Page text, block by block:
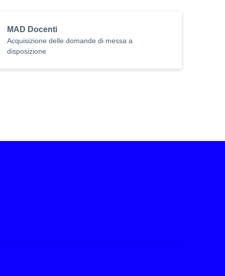
MAD Docenti
Acquisizione delle domande di messa a
disposizione